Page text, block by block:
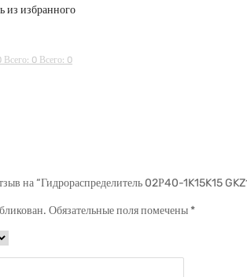
из избранного
Всего: 0 Всего: 0
на “Гидрораспределитель 02Р40-
Обязательные поля помечены *